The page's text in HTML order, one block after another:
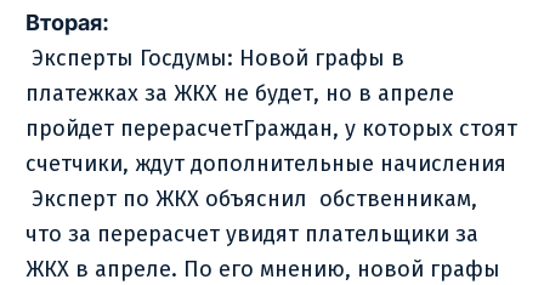
Вторая:
Эксперты Госдумы: Новой графы в
платежках за ЖКХ не будет, но в апреле
пройдет перерасчетГраждан, у которых стоят
счетчики, ждут дополнительные начисления
Эксперт по ЖКХ объяснил обственникам,
что за перерасчет увидят плательщики за
ЖКХ в апреле. По его мнению, новой графы